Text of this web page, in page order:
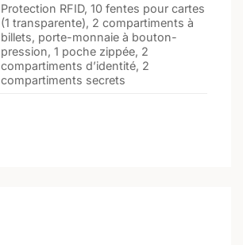
Protection RFID, 10 fentes pour cartes
(1 transparente), 2 compartiments à
billets, porte-monnaie à bouton-
pression, 1 poche zippée, 2
compartiments d’identité, 2
compartiments secrets